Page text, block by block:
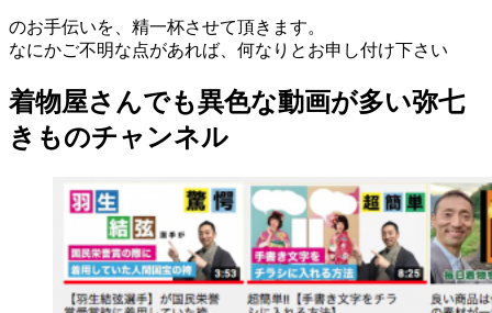
のお手伝いを、精一杯させて頂きます。
なにかご不明な点があれば、何なりとお申し付け下さい
着物屋さんでも異色な動画が多い弥七
きものチャンネル